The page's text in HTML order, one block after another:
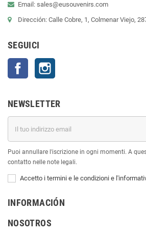
Email: sales@eusouvenirs.com
Dirección: Calle Cobre, 1, Colmenar Viejo,
SEGUICI
Facebook
NEWSLETTER
Puoi annullare l'iscrizione in ogni momenti. A
contatto nelle note legali.
Accetto i termini e le condizioni e
INFORMACIÓN
NOSOTROS